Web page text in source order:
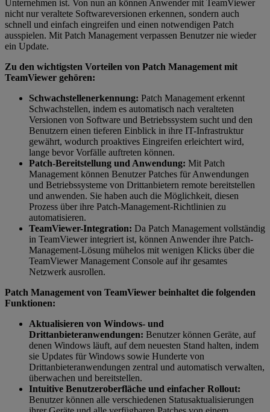
Unternehmen ist. Von nun an können Anwender mit TeamViewer
nicht nur veraltete Softwareversionen erkennen, sondern auch
schnell und einfach eingreifen und einen notwendigen Patch
ausspielen. Mit Patch Management verpassen Benutzer nie wieder
ein Update.
Zu den wichtigsten Vorteilen von Patch Management mit
TeamViewer gehören:
Schwachstellenerkennung: Patch Management erkennt
Schwachstellen, indem es automatisch nach veralteten
Versionen von Software und Betriebssystem sucht und den
Benutzern einen tieferen Einblick in ihre IT-Infrastruktur
gewährt, wodurch proaktives Eingreifen erleichtert wird,
lange bevor Vorfälle auftreten können.
Patch-Bereitstellung und Anwendung: Mit Patch
Management können Benutzer Patches für Anwendungen
und Betriebssysteme von Drittanbietern remote bereitstellen
und anwenden. Sie haben auch die Möglichkeit, diesen
Prozess über ihre Patch-Management-Richtlinien zu
automatisieren.
TeamViewer-Integration: Da Patch Management vollständig
in TeamViewer integriert ist, können Anwender ihre Patch-
Management-Lösung mühelos mit wenigen Klicks über die
TeamViewer Management Console auf ihr gesamtes
Netzwerk ausrollen.
Patch Management von TeamViewer beinhaltet die folgenden
Funktionen:
Aktualisieren von Windows- und
Drittanbieteranwendungen: Benutzer können Geräte, auf
denen Windows läuft, auf dem neuesten Stand halten, indem
sie Updates für Windows sowie Hunderte von
Drittanbieteranwendungen zentral und automatisch verwalten,
überwachen und bereitstellen.
Intuitive Benutzeroberfläche und einfacher Rollout:
Benutzer können alle verschiedenen Statusaktualisierungen